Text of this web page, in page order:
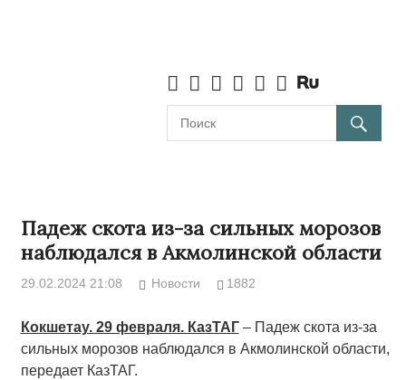
Падеж скота из-за сильных морозов
наблюдался в Акмолинской области
29.02.2024 21:08 Новости 1882
Кокшетау. 29 февраля. КазТАГ– Падеж скота из-за
сильных морозов наблюдался в Акмолинской области,
передает КазТАГ.